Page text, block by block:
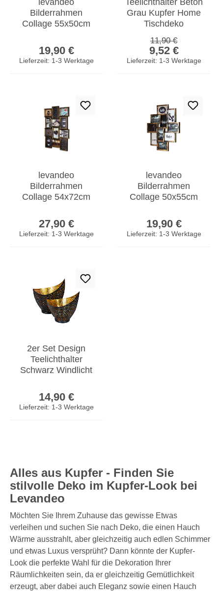
Bilderrahmen
Collage 55x50cm
Glas 10 Fotos
10x15cm
19,90 €
Lieferzeit: 1-3 Werktage
Grau Kupfer Home
Tischdeko
Industrial Loft Stil
Verkaufspreis:
9,52 €
Regulärer Preis:
11,90 €
Lieferzeit: 1-3 Werktage
levandeo
Bilderrahmen
Collage 54x72cm
Kupfer Schwarz
Glas
27,90 €
Lieferzeit: 1-3 Werktage
levandeo
Bilderrahmen
Collage 50x55cm
Kupfer Industrial
Glas
19,90 €
Lieferzeit: 1-3 Werktage
2er Set Design
Teelichthalter
Schwarz Windlicht
Tischdeko
14,90 €
Lieferzeit: 1-3 Werktage
Alles aus Kupfer - Finden Sie
stilvolle Deko im Kupfer-Look bei
Levandeo
Möchten Sie Ihrem Zuhause das gewisse Etwas
verleihen und suchen Sie nach Deko, die einen Hauch
Wärme ausstrahlt, aber gleichzeitig auch edlen Schimmer
und etwas Luxus versprüht? Dann könnte der Kupfer-
Look die perfekte Wahl für die Dekoration Ihrer
Räumlichkeiten sein, da er gleichzeitig Gemütlichkeit
erzeugt, aber dabei auch Eleganz sowie einen Hauch